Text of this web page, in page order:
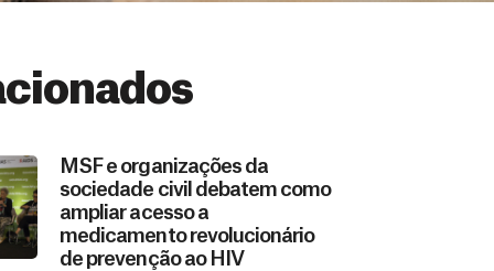
MSF e organizações da
sociedade civil debatem como
ampliar acesso a
medicamento revolucionário
de prevenção ao HIV